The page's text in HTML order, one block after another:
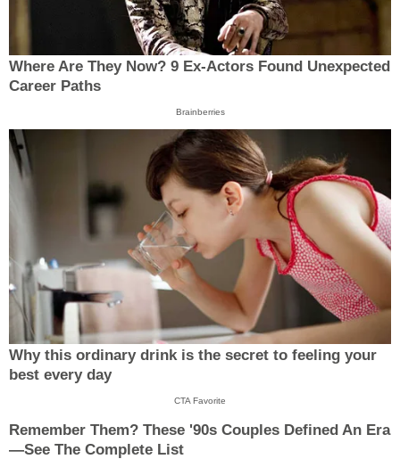
Where Are They Now? 9 Ex-Actors Found Unexpected
Career Paths
Brainberries
Why this ordinary drink is the secret to feeling your
best every day
CTA Favorite
Remember Them? These '90s Couples Defined An Era
—See The Complete List